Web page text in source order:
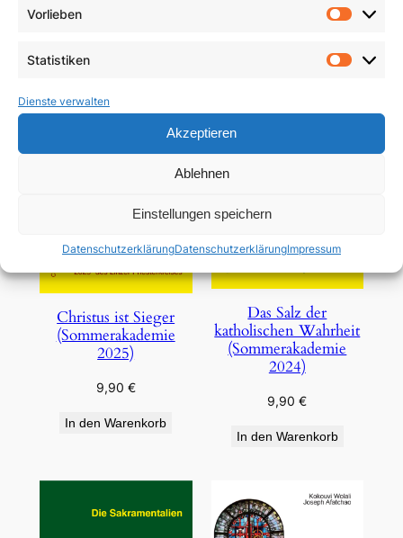
Vorlieben
Statistiken
Dienste verwalten
Akzeptieren
Ablehnen
Einstellungen speichern
DatenschutzerklärungDatenschutzerklärungImpressum
Christus ist Sieger
(Sommerakademie
2025)
9,90 €
In den Warenkorb
Das Salz der
katholischen Wahrheit
(Sommerakademie
2024)
9,90€
In den Warenkorb